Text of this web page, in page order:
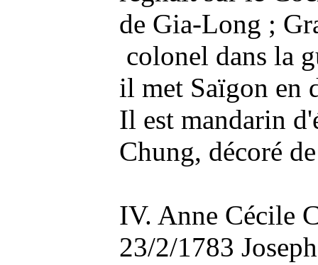
de Gia-Long ;
colonel dans la
il met Saïgon en
Il est mandarin
Chung, décoré
IV. Anne Cécile
23/2/1783